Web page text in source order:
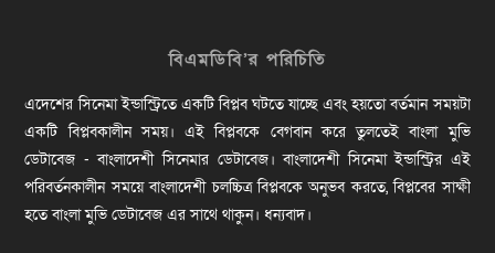
বিএমডিবি’র পরিচিতি
এদেশের সিনেমা ইন্ডাস্ট্রিতে একটি বিপ্লব ঘটতে যাচ্ছে এবং হয়তো বর্তমান সময়টা
একটি বিপ্লবকালীন সময়। এই বিপ্লবকে বেগবান করে তুলতেই বাংলা মুভি
ডেটাবেজ - বাংলাদেশী সিনেমার ডেটাবেজ। বাংলাদেশী সিনেমা ইন্ডাস্ট্রির এই
পরিবর্তনকালীন সময়ে বাংলাদেশী চলচ্চিত্র বিপ্লবকে অনুভব করতে, বিপ্লবের সাক্ষী
হতে বাংলা মুভি ডেটাবেজ এর সাথে থাকুন। ধন্যবাদ।